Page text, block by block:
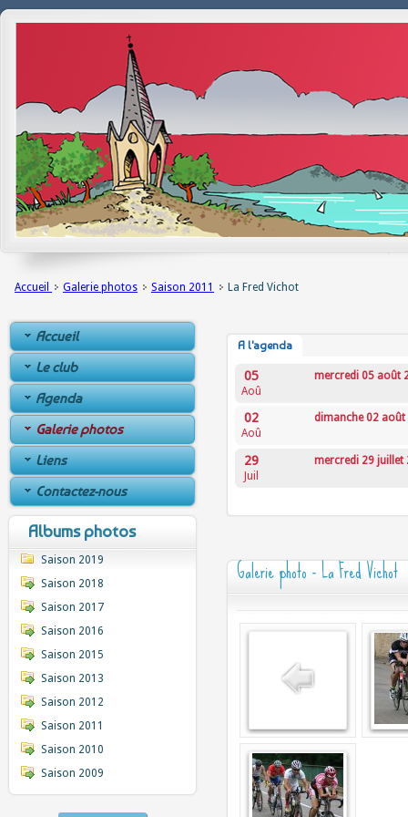
Accueil Galerie photos Saison 2011 La Fred Vichot
Accueil
Le club
Agenda
Galerie photos
Liens
Contactez-nous
Albums photos
Saison 2019
Saison 2018
Saison 2017
Saison 2016
Saison 2015
Saison 2013
Saison 2012
Saison 2011
Saison 2010
Saison 2009
A l'agenda
05
Aoû
mercredi 05 août
02
Aoû
dimanche 02 août
29
Juil
mercredi 29 juillet
Galerie photo - La Fred Vichot